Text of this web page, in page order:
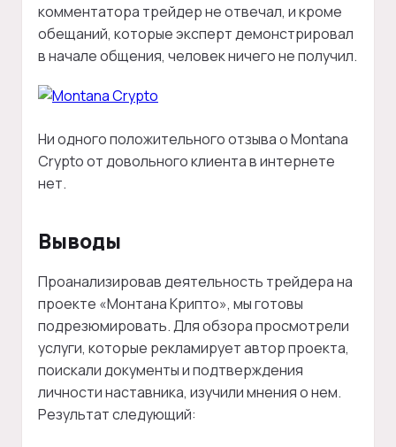
комментатора трейдер не отвечал, и кроме
обещаний, которые эксперт демонстрировал
в начале общения, человек ничего не получил.
Ни одного положительного отзыва о Montana
Crypto от довольного клиента в интернете
нет.
Выводы
Проанализировав деятельность трейдера на
проекте «Монтана Крипто», мы готовы
подрезюмировать. Для обзора просмотрели
услуги, которые рекламирует автор проекта,
поискали документы и подтверждения
личности наставника, изучили мнения о нем.
Результат следующий: